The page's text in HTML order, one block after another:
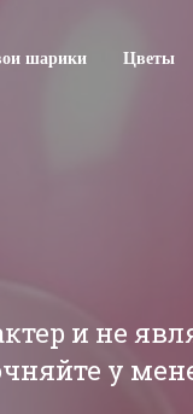
шарики Цветы
и не
у